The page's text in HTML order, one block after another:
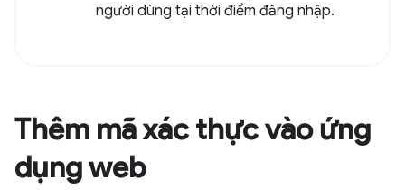
người dùng tại thời điểm đăng nhập.
Thêm mã xác thực vào ứng
dụng web